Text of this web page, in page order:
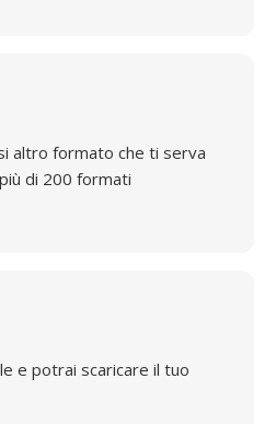
altro formato che ti serva
di 200 formati
e potrai scaricare il tuo